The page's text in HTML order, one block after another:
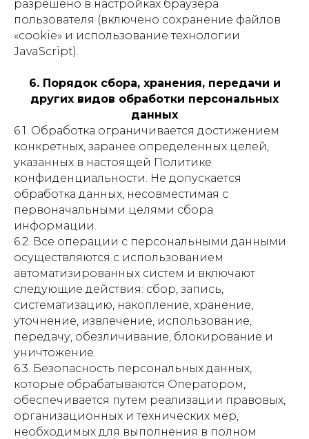
разрешено в настройках браузера
пользователя (включено сохранение файлов
«cookie» и использование технологии
JavaScript).
6. Порядок сбора, хранения, передачи и
других видов обработки персональных
данных
6.1. Обработка ограничивается достижением
конкретных, заранее определенных целей,
указанных в настоящей Политике
конфиденциальности. Не допускается
обработка данных, несовместимая с
первоначальными целями сбора
информации.
6.2. Все операции с персональными данными
осуществляются с использованием
автоматизированных систем и включают
следующие действия: сбор, запись,
систематизацию, накопление, хранение,
уточнение, извлечение, использование,
передачу, обезличивание, блокирование и
уничтожение.
6.3. Безопасность персональных данных,
которые обрабатываются Оператором,
обеспечивается путем реализации правовых,
организационных и технических мер,
необходимых для выполнения в полном